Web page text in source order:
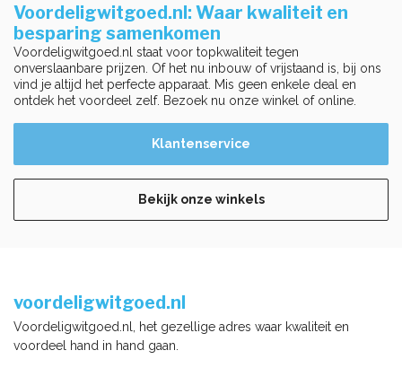
Voordeligwitgoed.nl: Waar kwaliteit en
besparing samenkomen
Voordeligwitgoed.nl staat voor topkwaliteit tegen
onverslaanbare prijzen. Of het nu inbouw of vrijstaand is, bij ons
vind je altijd het perfecte apparaat. Mis geen enkele deal en
ontdek het voordeel zelf. Bezoek nu onze winkel of online.
Klantenservice
Bekijk onze winkels
voordeligwitgoed.nl
Voordeligwitgoed.nl, het gezellige adres waar kwaliteit en
voordeel hand in hand gaan.